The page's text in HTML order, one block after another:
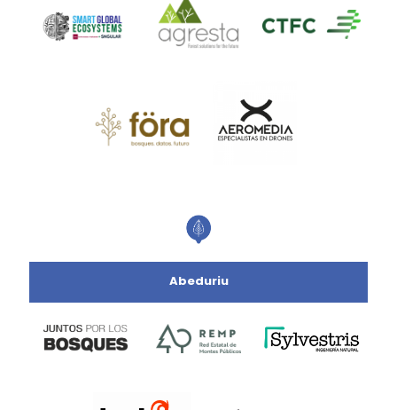
Abeduriu